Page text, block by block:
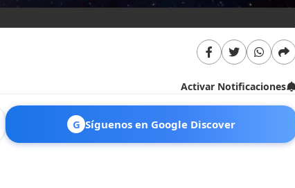
Activar Notificaciones
G Síguenos en Google Discover